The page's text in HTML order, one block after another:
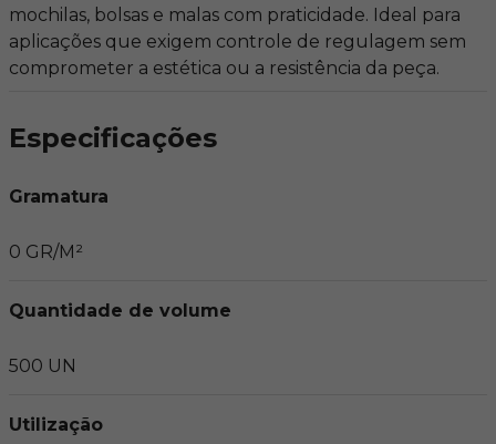
mochilas, bolsas e malas com praticidade. Ideal para
aplicações que exigem controle de regulagem sem
comprometer a estética ou a resistência da peça.
Especificações
Gramatura
0 GR/M²
Quantidade de volume
500 UN
Utilização